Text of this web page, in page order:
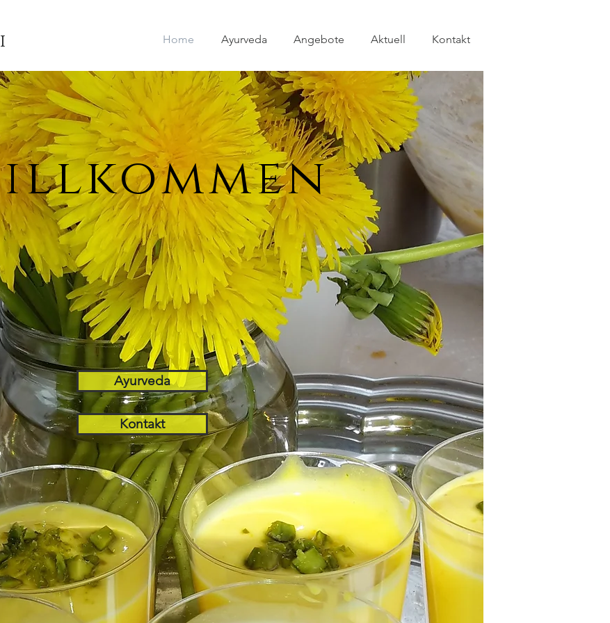
Ayurveda
Kontakt
Home Ayurveda Angebote Aktuell Kontakt